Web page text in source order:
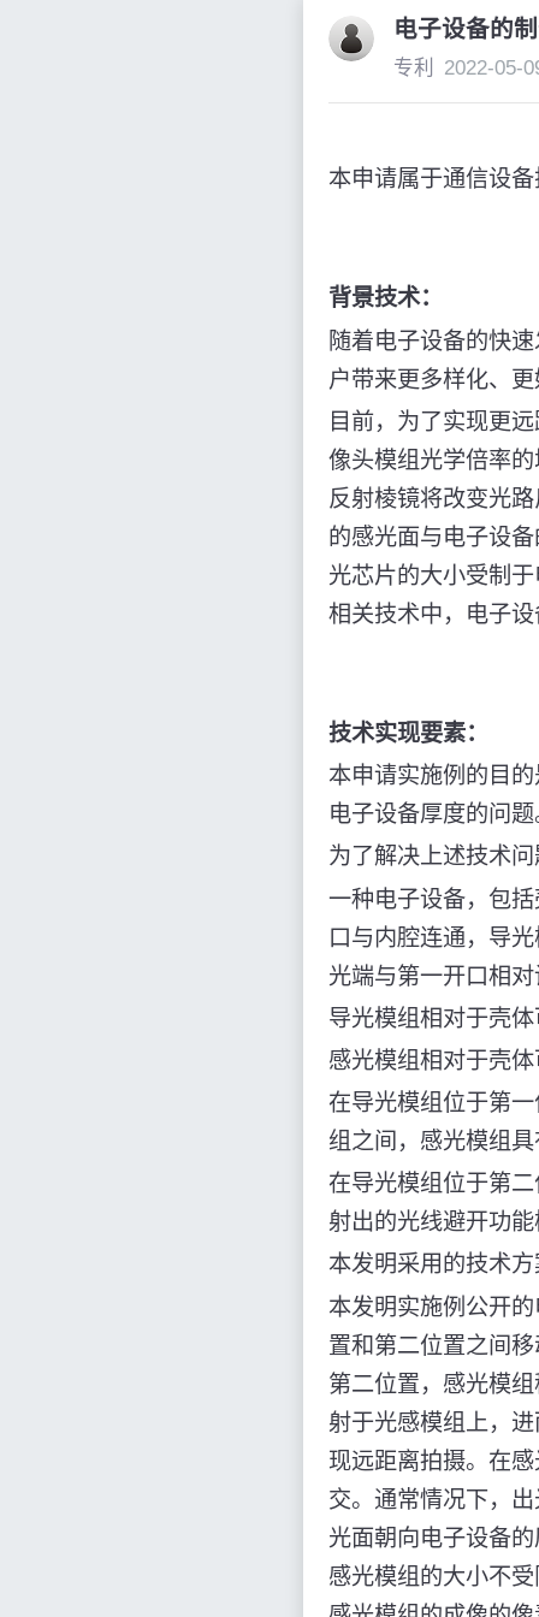
电子设备的
专利 2022-05-
本申请属于通信设
背景技术：
随着电子设备的快
户带来更多样化、
目前，为了实现更
像头模组光学倍率
反射棱镜将改变光
的感光面与电子设
光芯片的大小受制
相关技术中，电子
技术实现要素：
本申请实施例的目
电子设备厚度的问题
为了解决上述技术
一种电子设备，包
口与内腔连通，导
光端与第一开口相
导光模组相对于壳
感光模组相对于壳
在导光模组位于第
组之间，感光模组
在导光模组位于第
射出的光线避开功
本发明采用的技术
本发明实施例公开
置和第二位置之间
第二位置，感光模
射于光感模组上，
现远距离拍摄。在
交。通常情况下，
光面朝向电子设备
感光模组的大小不